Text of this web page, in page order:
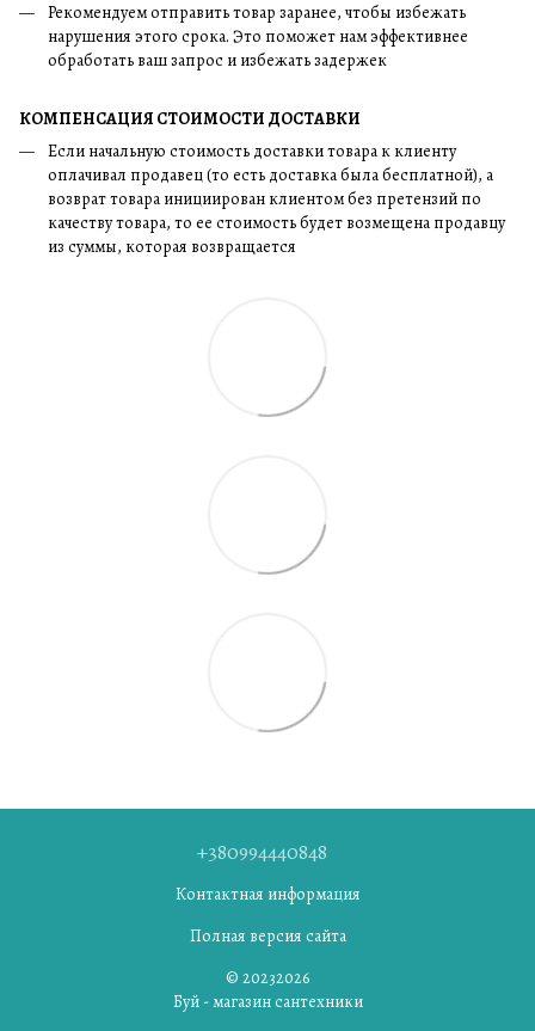
Рекомендуем отправить товар заранее, чтобы избежать
нарушения этого срока. Это поможет нам эффективнее
обработать ваш запрос и избежать задержек
КОМПЕНСАЦИЯ СТОИМОСТИ ДОСТАВКИ
Если начальную стоимость доставки товара к клиенту
оплачивал продавец (то есть доставка была бесплатной), а
возврат товара инициирован клиентом без претензий по
качеству товара, то ее стоимость будет возмещена продавцу
из суммы, которая возвращается
+380994440848
Контактная информация
Полная версия сайта
© 20232026
Буй - магазин сантехники